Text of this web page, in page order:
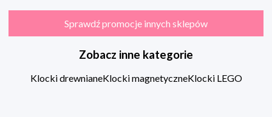
Sprawdź promocje innych sklepów
Zobacz inne kategorie
Klocki drewnianeKlocki magnetyczneKlocki LEGO